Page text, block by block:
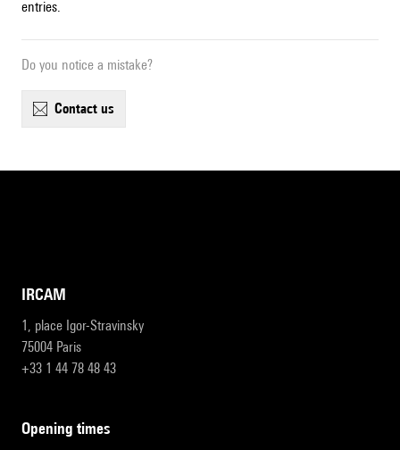
entries.
Do you notice a mistake?
contact us
IRCAM
1, place Igor-Stravinsky
75004 Paris
+33 1 44 78 48 43
opening times